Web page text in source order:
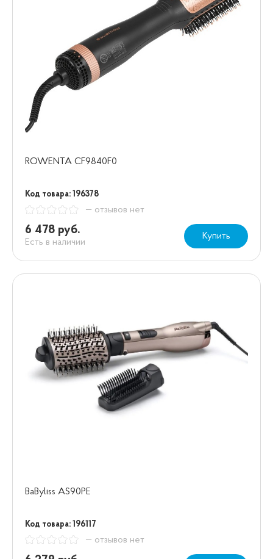
ROWENTA CF9840F0
Код товара: 196378
— отзывов нет
6 478 руб.
Есть в наличии
Купить
BaByliss AS90PE
Код товара: 196117
— отзывов нет